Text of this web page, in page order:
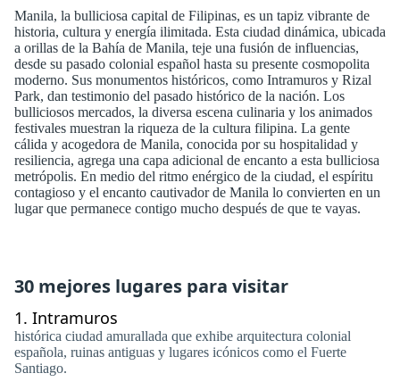
Manila, la bulliciosa capital de Filipinas, es un tapiz vibrante de
historia, cultura y energía ilimitada. Esta ciudad dinámica, ubicada
a orillas de la Bahía de Manila, teje una fusión de influencias,
desde su pasado colonial español hasta su presente cosmopolita
moderno. Sus monumentos históricos, como Intramuros y Rizal
Park, dan testimonio del pasado histórico de la nación. Los
bulliciosos mercados, la diversa escena culinaria y los animados
festivales muestran la riqueza de la cultura filipina. La gente
cálida y acogedora de Manila, conocida por su hospitalidad y
resiliencia, agrega una capa adicional de encanto a esta bulliciosa
metrópolis. En medio del ritmo enérgico de la ciudad, el espíritu
contagioso y el encanto cautivador de Manila lo convierten en un
lugar que permanece contigo mucho después de que te vayas.
30 mejores lugares para visitar
1. Intramuros
histórica ciudad amurallada que exhibe arquitectura colonial
española, ruinas antiguas y lugares icónicos como el Fuerte
Santiago.